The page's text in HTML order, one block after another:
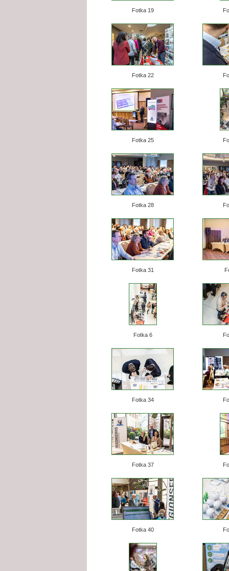
Fotka 19
Fotka 22
Fotka 25
Fotka 28
Fotka 31
Fotka 6
Fotka 34
Fotka 37
Fotka 40